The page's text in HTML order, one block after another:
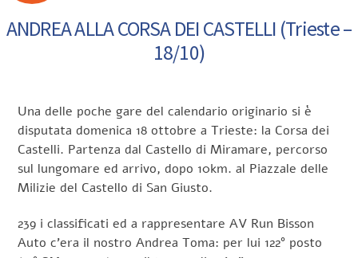
ANDREA ALLA CORSA DEI CASTELLI (Trieste –
18/10)
Una delle poche gare del calendario originario si è
disputata domenica 18 ottobre a Trieste: la Corsa dei
Castelli. Partenza dal Castello di Miramare, percorso
sul lungomare ed arrivo, dopo 10km. al Piazzale delle
Milizie del Castello di San Giusto.
239 i classificati ed a rappresentare AV Run Bisson
Auto c’era il nostro Andrea Toma: per lui 122° posto